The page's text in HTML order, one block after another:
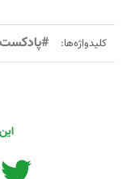
کلیدواژه‌ها: